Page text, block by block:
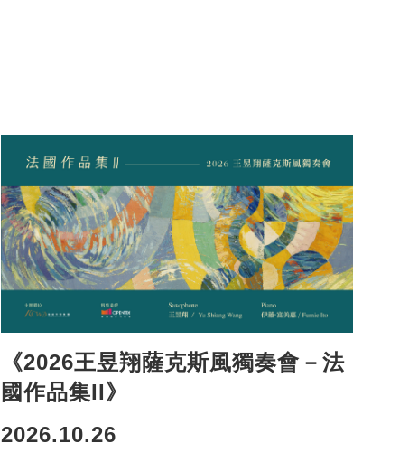
《2026王昱翔薩克斯風獨奏會－法
國作品集II》
2026.10.26